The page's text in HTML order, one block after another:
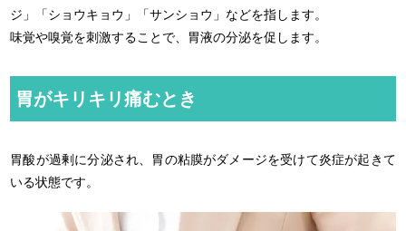
ジ」「ショウキョウ」「サンショウ」などを指します。
味覚や嗅覚を刺激することで、胃液の分泌を促します。
胃がキリキリ痛むとき
胃酸が過剰に分泌され、胃の粘膜がダメージを受けて炎症が起きて
いる状態です。